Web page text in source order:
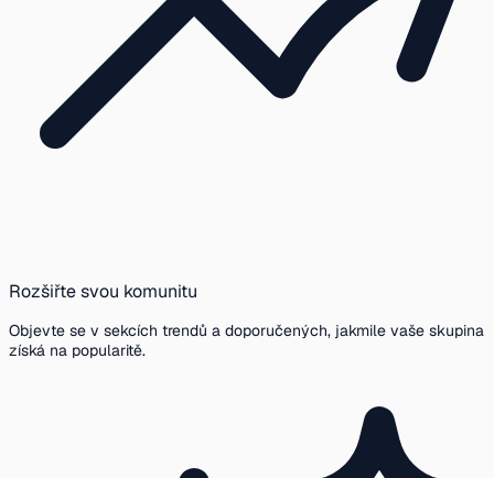
Rozšiřte svou komunitu
Objevte se v sekcích trendů a doporučených, jakmile vaše skupina
získá na popularitě.